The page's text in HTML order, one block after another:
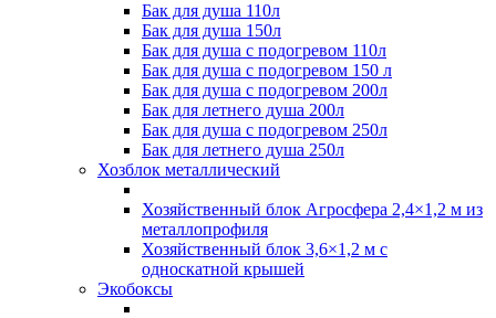
Бак для душа 110л
Бак для душа 150л
Бак для душа с подогревом 110л
Бак для душа с подогревом 150 л
Бак для душа с подогревом 200л
Бак для летнего душа 200л
Бак для душа с подогревом 250л
Бак для летнего душа 250л
Хозблок металлический
Хозяйственный блок Агросфера 2,4×1,2 м из
металлопрофиля
Хозяйственный блок 3,6×1,2 м с
односкатной крышей
Экобоксы